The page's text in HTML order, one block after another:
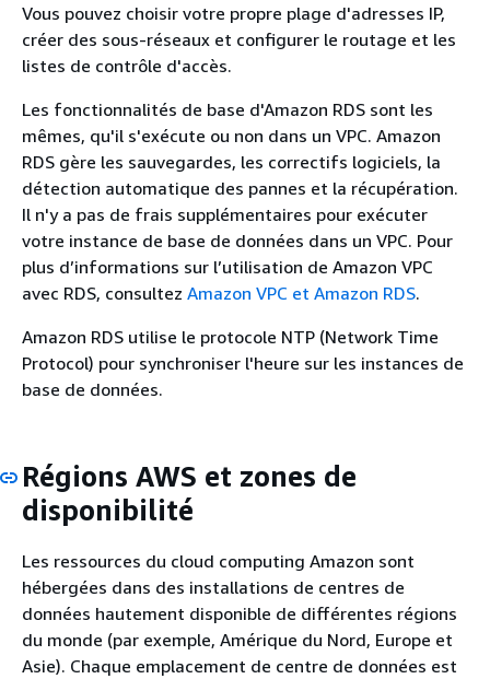
Vous pouvez choisir votre propre plage d'adresses IP,
créer des sous-réseaux et configurer le routage et les
listes de contrôle d'accès.
Les fonctionnalités de base d'Amazon RDS sont les
mêmes, qu'il s'exécute ou non dans un VPC. Amazon
RDS gère les sauvegardes, les correctifs logiciels, la
détection automatique des pannes et la récupération.
Il n'y a pas de frais supplémentaires pour exécuter
votre instance de base de données dans un VPC. Pour
plus d’informations sur l’utilisation de Amazon VPC
avec RDS, consultez Amazon VPC et Amazon RDS.
Amazon RDS utilise le protocole NTP (Network Time
Protocol) pour synchroniser l'heure sur les instances de
base de données.
Régions AWS et zones de
disponibilité
Les ressources du cloud computing Amazon sont
hébergées dans des installations de centres de
données hautement disponible de différentes régions
du monde (par exemple, Amérique du Nord, Europe et
Asie). Chaque emplacement de centre de données est